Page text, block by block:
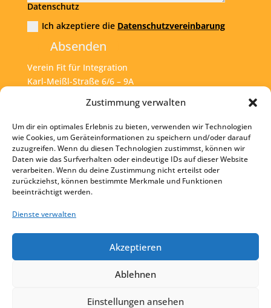
Zustimmung verwalten
Um dir ein optimales Erlebnis zu bieten, verwenden wir Technologien
wie Cookies, um Geräteinformationen zu speichern und/oder darauf
zuzugreifen. Wenn du diesen Technologien zustimmst, können wir
Daten wie das Surfverhalten oder eindeutige IDs auf dieser Website
verarbeiten. Wenn du deine Zustimmung nicht erteilst oder
zurückziehst, können bestimmte Merkmale und Funktionen
beeinträchtigt werden.
Dienste verwalten
Akzeptieren
Ablehnen
Einstellungen ansehen
Datenschutz
Ich akzeptiere die Datenschutzvereinbarung
Absenden
Verein Fit für Integration
Karl-Meißl-Straße 6/6 – 9A
Tel:+43 1 925 77 46
Mail: office@fit4int.at
Startseite
Kontakt
Impressum